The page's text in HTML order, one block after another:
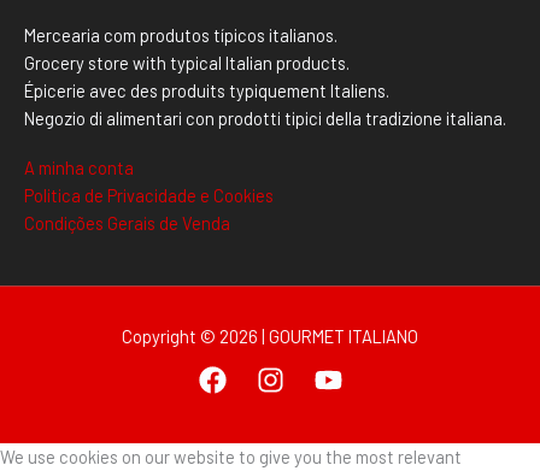
Mercearia com produtos típicos italianos.
Grocery store with typical Italian products.
Épicerie avec des produits typiquement Italiens.
Negozio di alimentari con prodotti tipici della tradizione italiana.
A minha conta
Politica de Privacidade e Cookies
Condições Gerais de Venda
Copyright © 2026 | GOURMET ITALIANO
We use cookies on our website to give you the most relevant